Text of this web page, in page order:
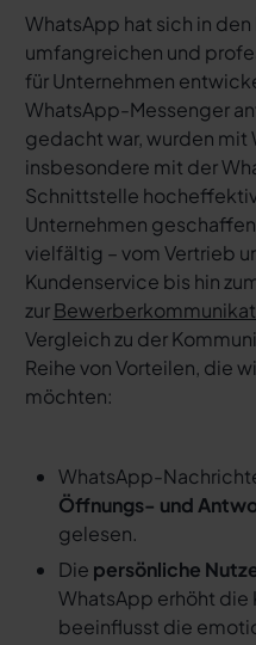
WhatsApp hat sich in den
umfangreichen und
für Unternehmen
WhatsApp-Messenger
gedacht war, wurden mit
insbesondere mit der
Schnittstelle
Unternehmen
vielfältig – vom Vertrieb
Kundenservice bis hin
zur
Vergleich zu der
Reihe von Vorteilen, die
möchten:
WhatsApp-
Öffnungs- und
gelesen.
Die persönliche
WhatsApp erhöht
beeinflusst die